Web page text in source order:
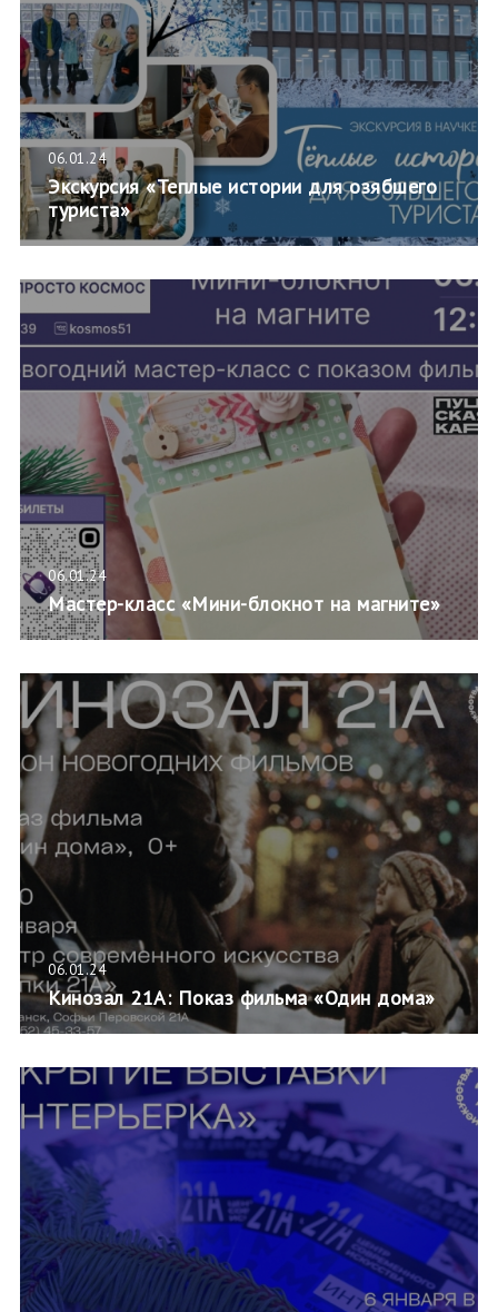
06.01.24
Экскурсия «Теплые истории для озябшего
туриста»
06.01.24
Мастер-класс «Мини-блокнот на магните»
06.01.24
Кинозал 21А: Показ фильма «Один дома»